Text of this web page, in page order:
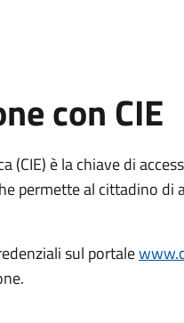
con CIE
(CIE) è la chiave di
permette al cittadino di
sul portale